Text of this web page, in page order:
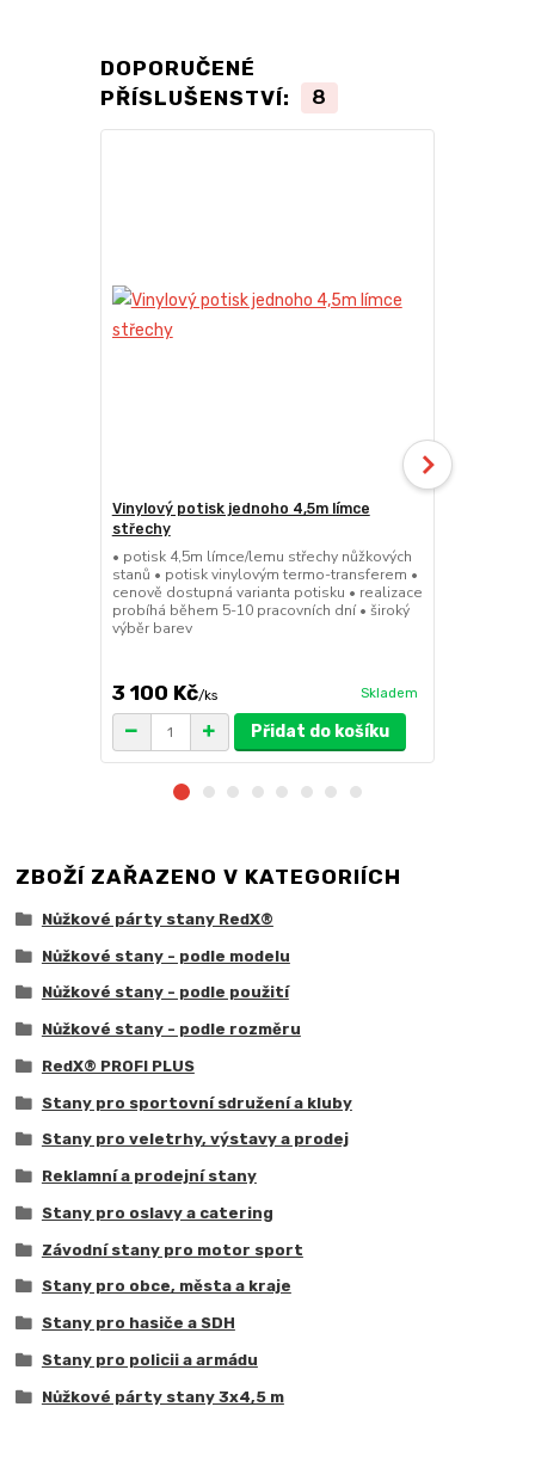
DOPORUČENÉ
PŘÍSLUŠENSTVÍ:
8
Vinylový potisk jednoho 4,5m límce
střechy
• potisk 4,5m límce/lemu střechy nůžkových
stanů • potisk vinylovým termo-transferem •
cenově dostupná varianta potisku • realizace
probíhá během 5-10 pracovních dní • široký
výběr barev
3 100 Kč/ks Skladem
Přidat do košíku
ZBOŽÍ ZAŘAZENO V KATEGORIÍCH
Nůžkové párty stany RedX®
Nůžkové stany - podle modelu
Nůžkové stany - podle použití
Nůžkové stany - podle rozměru
RedX® PROFI PLUS
Stany pro sportovní sdružení a kluby
Stany pro veletrhy, výstavy a prodej
Reklamní a prodejní stany
Stany pro oslavy a catering
Závodní stany pro motor sport
Stany pro obce, města a kraje
Stany pro hasiče a SDH
Stany pro policii a armádu
Nůžkové párty stany 3x4,5 m